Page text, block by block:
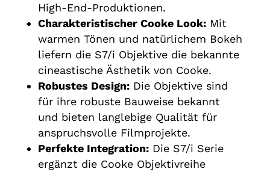
High-End-Produktionen.
Charakteristischer Cooke Look:Mit
warmen Tönen und natürlichem Bokeh
liefern die S7/i Objektive die bekannte
cineastische Ästhetik von Cooke.
Robustes Design:Die Objektive sind
für ihre robuste Bauweise bekannt
und bieten langlebige Qualität für
anspruchsvolle Filmprojekte.
Perfekte Integration:Die S7/i Serie
ergänzt die Cooke Objektivreihe